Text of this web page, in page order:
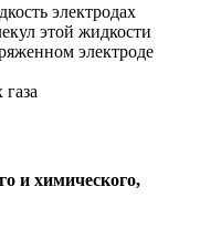
электродах
этой жидкости
электроде
и химического,